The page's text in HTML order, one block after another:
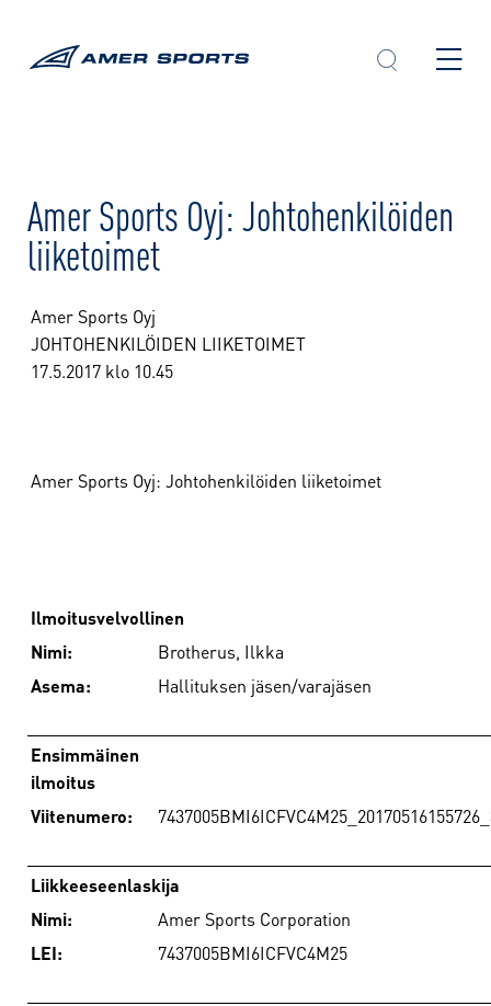
Amer Sports Oyj: Johtohenkilöiden
liiketoimet
Amer Sports Oyj
JOHTOHENKILÖIDEN LIIKETOIMET
17.5.2017 klo 10.45
Amer Sports Oyj: Johtohenkilöiden liiketoimet
Ilmoitusvelvollinen
Nimi:
Brotherus, Ilkka
Asema:
Hallituksen jäsen/varajäsen
Ensimmäinen
ilmoitus
Viitenumero:
Liikkeeseenlaskija
Nimi:
Amer Sports Corporation
LEI:
7437005BMI6ICFVC4M25